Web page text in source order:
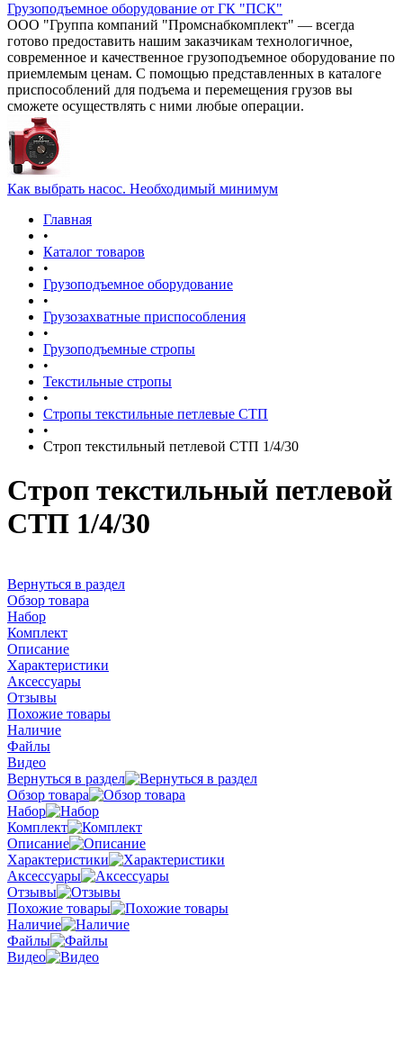
Грузоподъемное оборудование от ГК "ПСК"
ООО "Группа компаний "Промснабкомплект" — всегда
готово предоставить нашим заказчикам технологичное,
современное и качественное грузоподъемное оборудование по
приемлемым ценам. С помощью представленных в каталоге
приспособлений для подъема и перемещения грузов вы
сможете осуществлять с ними любые операции.
Как выбрать насос. Необходимый минимум
Главная
•
Каталог товаров
•
Грузоподъемное оборудование
•
Грузозахватные приспособления
•
Грузоподъемные стропы
•
Текстильные стропы
•
Стропы текстильные петлевые СТП
•
Строп текстильный петлевой СТП 1/4/30
Строп текстильный петлевой
СТП 1/4/30
Вернуться в раздел
Обзор товара
Набор
Комплект
Описание
Характеристики
Аксессуары
Отзывы
Похожие товары
Наличие
Файлы
Видео
Вернуться в раздел
Обзор товара
Набор
Комплект
Описание
Характеристики
Аксессуары
Отзывы
Похожие товары
Наличие
Файлы
Видео